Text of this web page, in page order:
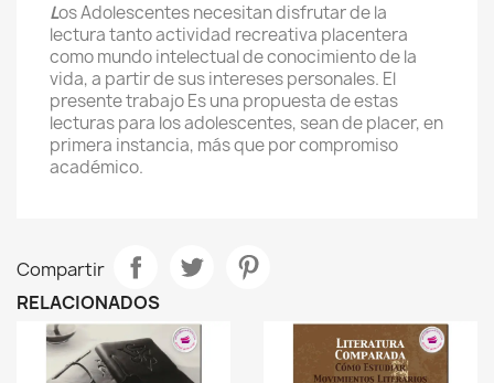
Los Adolescentes necesitan disfrutar de la
lectura tanto actividad recreativa placentera
como mundo intelectual de conocimiento de la
vida, a partir de sus intereses personales. El
presente trabajo Es una propuesta de estas
lecturas para los adolescentes, sean de placer, en
primera instancia, más que por compromiso
académico.
Compartir
RELACIONADOS